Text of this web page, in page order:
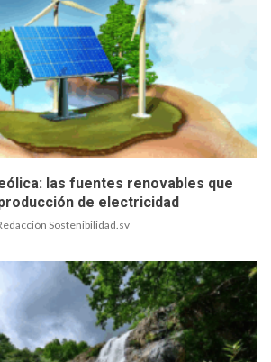
las fuentes renovables que
de electricidad
Sostenibilidad.sv